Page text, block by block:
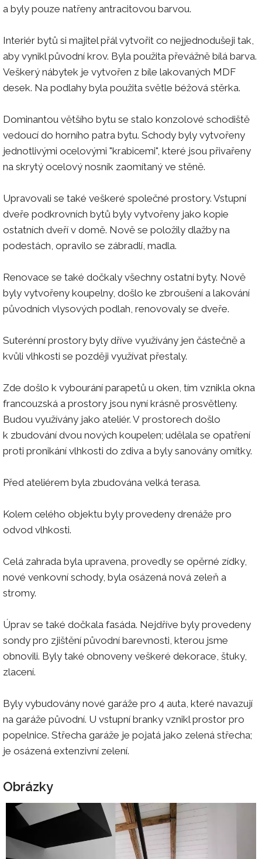
a byly pouze natřeny antracitovou barvou.
Interiér bytů si majitel přál vytvořit co nejjednodušeji tak,
aby vynikl původní krov. Byla použita převážně bílá barva.
Veškerý nábytek je vytvořen z bíle lakovaných MDF
desek. Na podlahy byla použita světle béžová stěrka.
Dominantou většího bytu se stalo konzolové schodiště
vedoucí do horního patra bytu. Schody byly vytvořeny
jednotlivými ocelovými "krabicemi", které jsou přivařeny
na skrytý ocelový nosník zaomítaný ve stěně.
Upravovali se také veškeré společné prostory. Vstupní
dveře podkrovních bytů byly vytvořeny jako kopie
ostatních dveří v domě. Nově se položily dlažby na
podestách, opravilo se zábradlí, madla.
Renovace se také dočkaly všechny ostatní byty. Nově
byly vytvořeny koupelny, došlo ke zbroušení a lakování
původních vlysových podlah, renovovaly se dveře.
Suterénní prostory byly dříve využívány jen částečně a
kvůli vlhkosti se později využívat přestaly.
Zde došlo k vybourání parapetů u oken, tím vznikla okna
francouzská a prostory jsou nyní krásně prosvětleny.
Budou využívány jako ateliér. V prostorech došlo
k zbudování dvou nových koupelen; udělala se opatření
proti pronikání vlhkosti do zdiva a byly sanovány omítky.
Před ateliérem byla zbudována velká terasa.
Kolem celého objektu byly provedeny drenáže pro
odvod vlhkosti.
Celá zahrada byla upravena, provedly se opěrné zídky,
nové venkovní schody, byla osázená nová zeleň a
stromy.
Úprav se také dočkala fasáda. Nejdříve byly provedeny
sondy pro zjištění původní barevnosti, kterou jsme
obnovili. Byly také obnoveny veškeré dekorace, štuky,
zlacení.
Byly vybudovány nové garáže pro 4 auta, které navazují
na garáže původní. U vstupní branky vznikl prostor pro
popelnice. Střecha garáže je pojatá jako zelená střecha;
je osázená extenzivní zelení.
Obrázky